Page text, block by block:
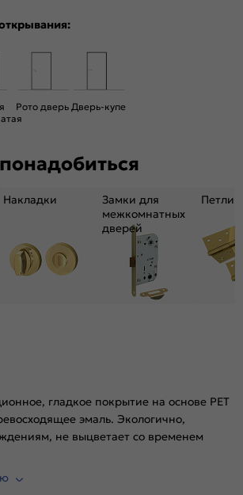
Алюминиевая матовый хром
Гладкая, матовая
Нет
Да
Высокая
проём:
Рото дверь Дверь-купе
Накладки
Замки для
межкомнатных
дверей
Петли
гладкое покрытие на основе PET
эмаль. Экологично,
не выцветает со временем
защелка AGB, выполнена фрезеровка